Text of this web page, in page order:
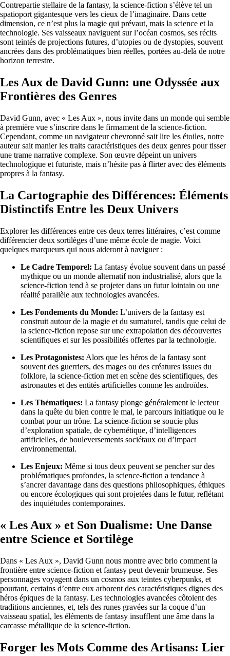
Contrepartie stellaire de la fantasy, la science-fiction s’élève tel un
spatioport gigantesque vers les cieux de l’imaginaire. Dans cette
dimension, ce n’est plus la magie qui prévaut, mais la science et la
technologie. Ses vaisseaux naviguent sur l’océan cosmos, ses récits
sont teintés de projections futures, d’utopies ou de dystopies, souvent
ancrées dans des problématiques bien réelles, portées au-delà de notre
horizon terrestre.
Les Aux de David Gunn: une Odyssée aux
Frontières des Genres
David Gunn, avec « Les Aux », nous invite dans un monde qui semble
à première vue s’inscrire dans le firmament de la science-fiction.
Cependant, comme un navigateur chevronné sait lire les étoiles, notre
auteur sait manier les traits caractéristiques des deux genres pour tisser
une trame narrative complexe. Son œuvre dépeint un univers
technologique et futuriste, mais n’hésite pas à flirter avec des éléments
propres à la fantasy.
La Cartographie des Différences: Éléments
Distinctifs Entre les Deux Univers
Explorer les différences entre ces deux terres littéraires, c’est comme
différencier deux sortilèges d’une même école de magie. Voici
quelques marqueurs qui nous aideront à naviguer :
Le Cadre Temporel: La fantasy évolue souvent dans un passé
mythique ou un monde alternatif non industrialisé, alors que la
science-fiction tend à se projeter dans un futur lointain ou une
réalité parallèle aux technologies avancées.
Les Fondements du Monde: L’univers de la fantasy est
construit autour de la magie et du surnaturel, tandis que celui de
la science-fiction repose sur une extrapolation des découvertes
scientifiques et sur les possibilités offertes par la technologie.
Les Protagonistes: Alors que les héros de la fantasy sont
souvent des guerriers, des mages ou des créatures issues du
folklore, la science-fiction met en scène des scientifiques, des
astronautes et des entités artificielles comme les androïdes.
Les Thématiques: La fantasy plonge généralement le lecteur
dans la quête du bien contre le mal, le parcours initiatique ou le
combat pour un trône. La science-fiction se soucie plus
d’exploration spatiale, de cybernétique, d’intelligences
artificielles, de bouleversements sociétaux ou d’impact
environnemental.
Les Enjeux: Même si tous deux peuvent se pencher sur des
problématiques profondes, la science-fiction a tendance à
s’ancrer davantage dans des questions philosophiques, éthiques
ou encore écologiques qui sont projetées dans le futur, reflétant
des inquiétudes contemporaines.
« Les Aux » et Son Dualisme: Une Danse
entre Science et Sortilège
Dans « Les Aux », David Gunn nous montre avec brio comment la
frontière entre science-fiction et fantasy peut devenir brumeuse. Ses
personnages voyagent dans un cosmos aux teintes cyberpunks, et
pourtant, certains d’entre eux arborent des caractéristiques dignes des
héros épiques de la fantasy. Les technologies avancées côtoient des
traditions anciennes, et, tels des runes gravées sur la coque d’un
vaisseau spatial, les éléments de fantasy insufflent une âme dans la
carcasse métallique de la science-fiction.
Forger les Mots Comme des Artisans: Lier